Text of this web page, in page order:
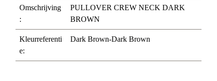
Omschrijving
:
PULLOVER CREW NECK DARK
BROWN
Kleurreferenti
e:
Dark Brown-Dark Brown